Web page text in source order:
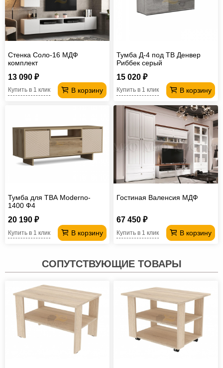
Стенка Соло-16 МДФ
комплект
13 090 ₽
В корзину
Купить в 1 клик
Тумба Д-4 под ТВ Денвер
Риббек серый
15 020 ₽
В корзину
Купить в 1 клик
Тумба для ТВА Moderno-
1400 Ф4
20 190 ₽
В корзину
Купить в 1 клик
Гостиная Валенсия МДФ
67 450 ₽
В корзину
Купить в 1 клик
СОПУТСТВУЮЩИЕ ТОВАРЫ